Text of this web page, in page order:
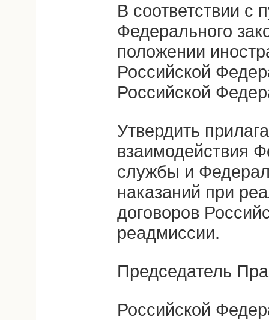
В соответствии с
Федерального
положении
Российской
Российской
Утвердить
взаимодействия
службы и
наказаний при
договоров
реадмиссии.
Председатель
Российской